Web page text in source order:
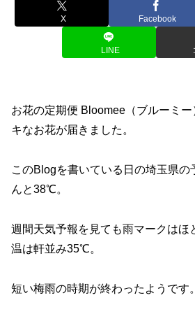
X Facebook
LINE
お花の定期便 Bloomee（ブルーミ
キなお花が届きました。
このBlogを書いている日の埼玉県の
んと38℃。
週間天気予報を見ても雨マークはほ
温は軒並み35℃。
短い梅雨の時期が終わったようです。